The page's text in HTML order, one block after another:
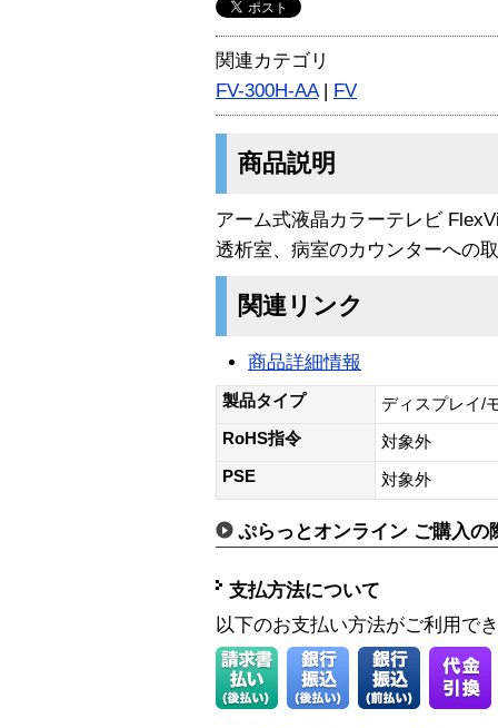
関連カテゴリ
FV-300H-AA| FV
商品説明
アーム式液晶カラーテレビ
透析室、病室のカウンターへの
関連リンク
商品詳細情報
製品タイプ
ディスプレイ/
RoHS指令
対象外
PSE
対象外
ぷらっとオンライン ご購入の
支払方法について
以下のお支払い方法がご利用で